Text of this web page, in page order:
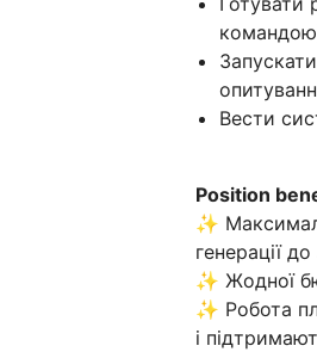
Вести
Position
✨
генерації
✨ Жодної
✨ Робота
і